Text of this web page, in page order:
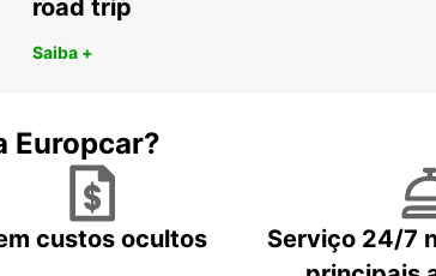
road trip
Saiba +
Europcar?
custos ocultos
Serviço 24/7